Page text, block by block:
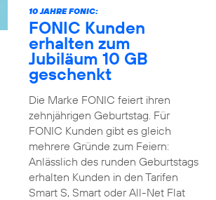
10 JAHRE FONIC:
FONIC Kunden
erhalten zum
Jubiläum 10 GB
geschenkt
Die Marke FONIC feiert ihren
zehnjährigen Geburtstag. Für
FONIC Kunden gibt es gleich
mehrere Gründe zum Feiern:
Anlässlich des runden Geburtstags
erhalten Kunden in den Tarifen
Smart S, Smart oder All-Net Flat